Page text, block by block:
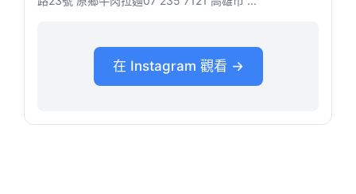
在 Instagram 觀看 →